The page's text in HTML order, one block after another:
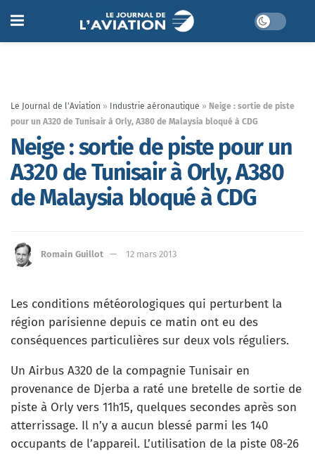
Le Journal de l'Aviation » Industrie aéronautique » Neige : sortie de piste
pour un A320 de Tunisair à Orly, A380 de Malaysia bloqué à CDG
Neige : sortie de piste pour un
A320 de Tunisair à Orly, A380
de Malaysia bloqué à CDG
Romain Guillot 12 mars 2013
Les conditions météorologiques qui perturbent la
région parisienne depuis ce matin ont eu des
conséquences particulières sur deux vols réguliers.
Un Airbus A320 de la compagnie Tunisair en
provenance de Djerba a raté une bretelle de sortie de
piste à Orly vers 11h15, quelques secondes après son
atterrissage. Il n’y a aucun blessé parmi les 140
occupants de l’appareil. L’utilisation de la piste 08-26